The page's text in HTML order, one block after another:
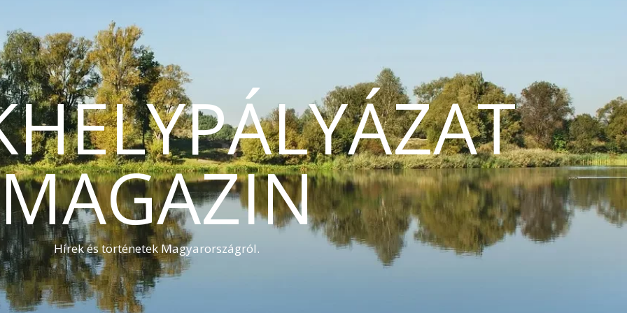
MAGAZIN
Hírek és történetek Magyarországról.